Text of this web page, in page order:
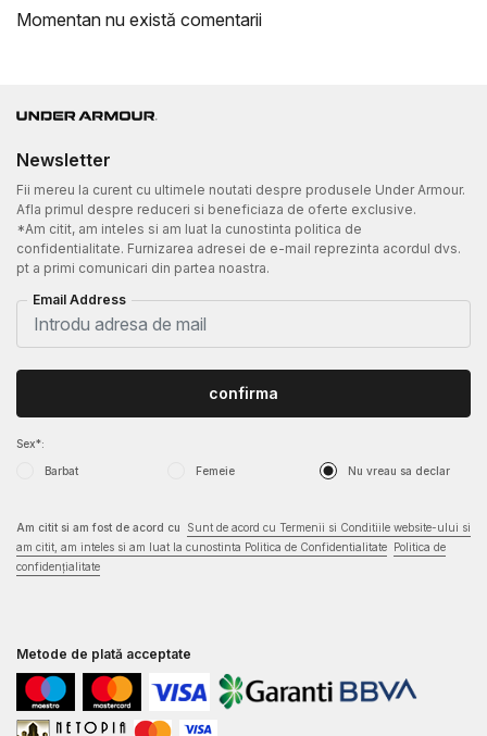
Momentan nu există comentarii
Newsletter
Fii mereu la curent cu ultimele noutati despre produsele Under Armour.
Afla primul despre reduceri si beneficiaza de oferte exclusive.
*Am citit, am inteles si am luat la cunostinta politica de
confidentialitate. Furnizarea adresei de e-mail reprezinta acordul dvs.
pt a primi comunicari din partea noastra.
Email Address
Sex*:
Barbat Femeie Nu vreau sa declar
confirma
Am citit si am fost de acord cu
Sunt de acord cu Termenii si Conditiile website-ului si
am citit, am inteles si am luat la cunostinta Politica de Confidentialitate Politica de
confidențialitate
Metode de plată acceptate